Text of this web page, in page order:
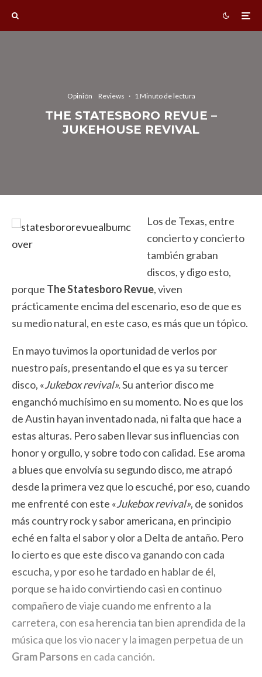
Opinión Reviews · 1 Minuto de lectura
THE STATESBORO REVUE –
JUKEHOUSE REVIVAL
Los de Texas, entre
concierto y concierto
también graban
discos, y digo esto,
porque The Statesboro Revue, viven
prácticamente encima del escenario, eso de que es
su medio natural, en este caso, es más que un tópico.
En mayo tuvimos la oportunidad de verlos por
nuestro país, presentando el que es ya su tercer
disco, «Jukebox revival».Su anterior disco me
enganchó muchísimo en su momento. No es que los
de Austin hayan inventado nada, ni falta que hace a
estas alturas. Pero saben llevar sus influencias con
honor y orgullo, y sobre todo con calidad. Ese aroma
a blues que envolvía su segundo disco, me atrapó
desde la primera vez que lo escuché, por eso, cuando
me enfrenté con este «Jukebox revival», de sonidos
más country rock y sabor americana, en principio
eché en falta el sabor y olor a Delta de antaño. Pero
lo cierto es que este disco va ganando con cada
escucha, y por eso he tardado en hablar de él,
porque se ha ido convirtiendo casi en continuo
compañero de viaje cuando me enfrento a la
carretera, con esa herencia tan bien aprendida de la
música que los vio nacer y la imagen perpetua de un
Gram Parsons en cada canción.